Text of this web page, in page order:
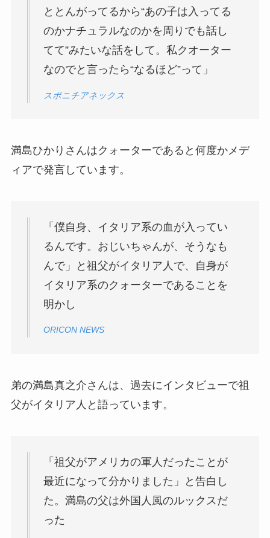
ととんがってるから“あの子は入ってる
のかナチュラルなのかを周りでも話し
てて”みたいな話をして。私クオーター
なのでと言ったら“なるほど”って」
スポニチアネックス
満島ひかりさんはクォーターであると何度かメデ
ィアで発言しています。
「僕自身、イタリア系の血が入ってい
るんです。おじいちゃんが、そうなも
んで」と祖父がイタリア人で、自身が
イタリア系のクォーターであることを
明かし
ORICON NEWS
弟の満島真之介さんは、過去にインタビューで祖
父がイタリア人と語っています。
「祖父がアメリカの軍人だったことが
最近になって分かりました」と告白し
た。満島の父は外国人風のルックスだ
った